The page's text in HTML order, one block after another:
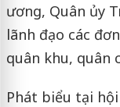
ương, Quân ủy
lãnh đạo các
quân khu, quân
Phát biểu tại